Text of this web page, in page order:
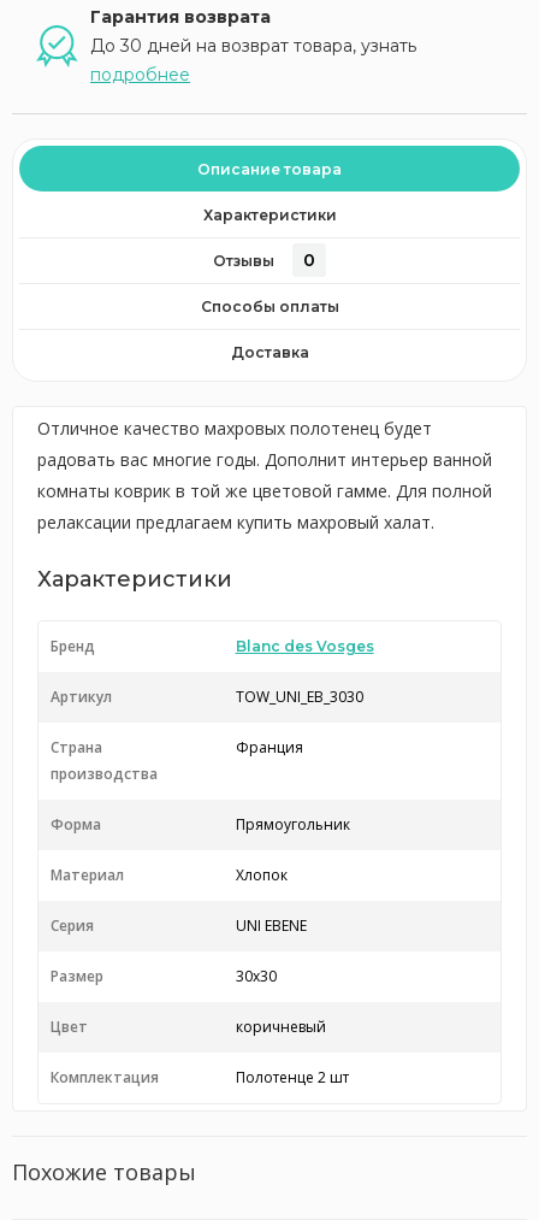
Гарантия возврата
До 30 дней на возврат товара, узнать
подробнее
Описание товара
Характеристики
Отзывы 0
Способы оплаты
Доставка
Отличное качество махровых полотенец будет
радовать вас многие годы. Дополнит интерьер ванной
комнаты коврик в той же цветовой гамме. Для полной
релаксации предлагаем купить махровый халат.
Характеристики
Бренд Blanc des Vosges
Артикул TOW_UNI_EB_3030
Страна
производства
Франция
Форма Прямоугольник
Материал Хлопок
Серия UNI EBENE
Размер 30x30
Цвет коричневый
Комплектация Полотенце 2 шт
Похожие товары